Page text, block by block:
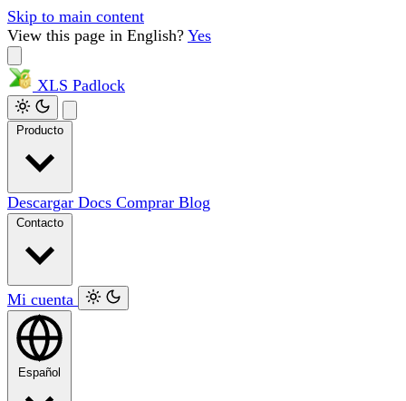
Skip to main content
View this page in English? Yes
XLS Padlock
Descargar Docs Comprar Blog
Mi cuenta
Español